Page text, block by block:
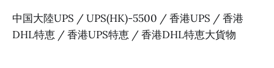
中国大陸UPS / UPS(HK)-5500 / 香港UPS / 香港
DHL特恵 / 香港UPS特恵 / 香港DHL特恵大貨物